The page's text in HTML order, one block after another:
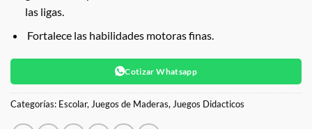
las ligas.
Fortalece las habilidades motoras finas.
Cotizar Whatsapp
Categorías: Escolar, Juegos de Maderas, Juegos Didacticos